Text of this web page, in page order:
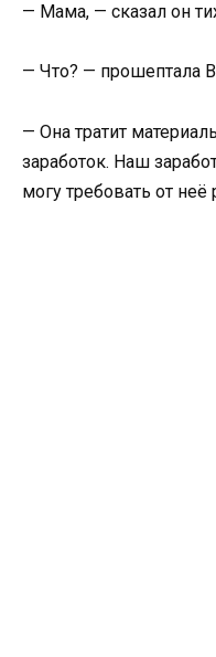
— Мама, — сказал он
— Что? — прошептала
— Она тратит
заработок. Наш
могу требовать от неё